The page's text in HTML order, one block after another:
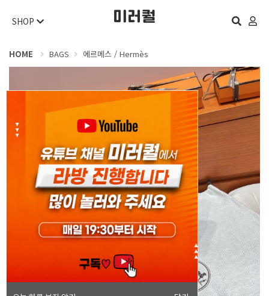
SHOP
HOME BAGS 에르메스 / Hermès